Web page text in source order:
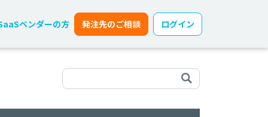
ベンダーの方 発注先のご相談 ログイン